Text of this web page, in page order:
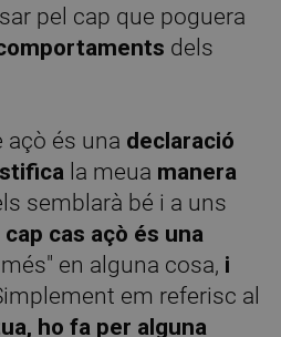
pel cap que poguera
dels
açò és una declaració
la meua manera
semblarà bé i a uns
cap cas açò és una
en alguna cosa, i
em referisc al
ho fa per alguna